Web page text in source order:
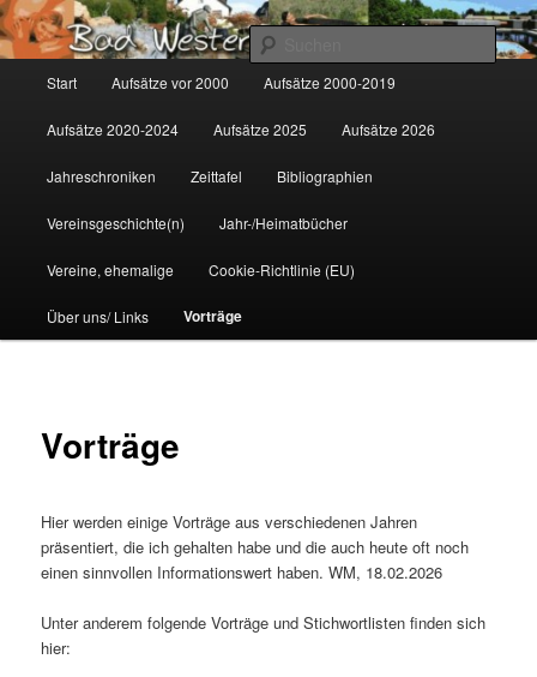
Zum
primären
Inhalt
springen
Gemeinsam für Bad Westernkotten
Start Aufsätze vor 2000 Aufsätze 2000-2019
Aufsätze 2020-2024 Aufsätze 2025 Aufsätze 2026
Jahreschroniken Zeittafel Bibliographien
Vereinsgeschichte(n) Jahr-/Heimatbücher
Vereine, ehemalige Cookie-Richtlinie (EU)
Über uns/ Links Vorträge
Vorträge
Hier werden einige Vorträge aus verschiedenen Jahren
präsentiert, die ich gehalten habe und die auch heute oft noch
einen sinnvollen Informationswert haben. WM, 18.02.2026
Unter anderem folgende Vorträge und Stichwortlisten finden sich
hier: